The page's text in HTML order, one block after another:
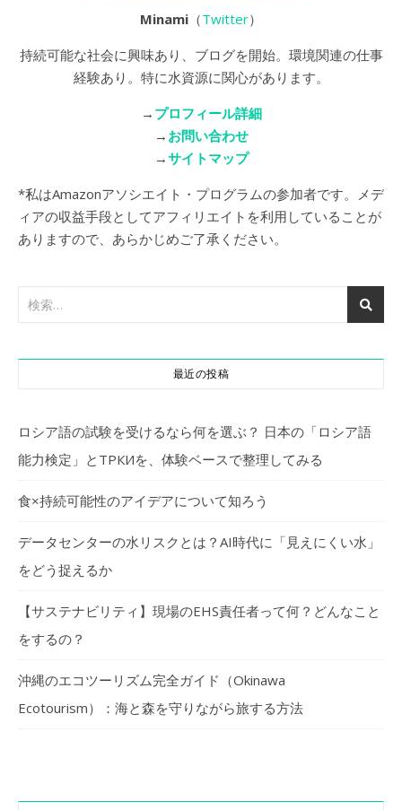
Minami （Twitter）
持続可能な社会に興味あり、ブログを開始。環境関連の仕事
経験あり。特に水資源に関心があります。
→ プロフィール詳細
→ お問い合わせ
→サイトマップ
*私はAmazonアソシエイト・プログラムの参加者です。メデ
ィアの収益手段としてアフィリエイトを利用していることが
ありますので、あらかじめご了承ください。
最近の投稿
ロシア語の試験を受けるなら何を選ぶ？ 日本の「ロシア語
能力検定」とТРКИを、体験ベースで整理してみる
食×持続可能性のアイデアについて知ろう
データセンターの水リスクとは？AI時代に「見えにくい水」
をどう捉えるか
【サステナビリティ】現場のEHS責任者って何？どんなこと
をするの？
沖縄のエコツーリズム完全ガイド（Okinawa
Ecotourism）：海と森を守りながら旅する方法